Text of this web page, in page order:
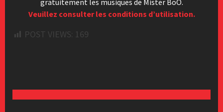
gratuitement les musiques de Mister BoO.
Veuillez consulter les conditions d’utilisation.
POST VIEWS: 169